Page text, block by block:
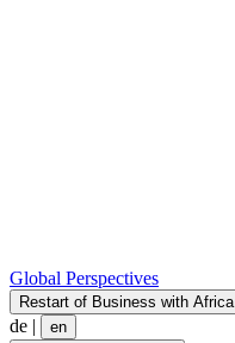
Global Perspectives
Restart of Business with Africa
de | en